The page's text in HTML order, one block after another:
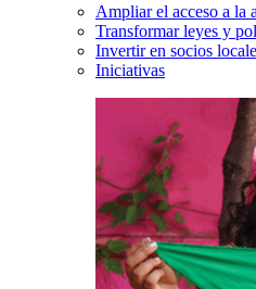
Ampliar el acceso a la
Transformar leyes y
Invertir en socios
Iniciativas